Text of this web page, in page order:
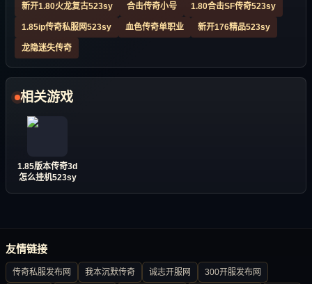
新开1.80火龙复古523sy 合击传奇小号 1.80合击SF传奇523sy
1.85ip传奇私服网523sy 血色传奇单职业 新开176精品523sy
龙隐迷失传奇
相关游戏
1.85版本传奇3d
怎么挂机523sy
友情链接
传奇私服发布网 我本沉默传奇 诚志开服网 300开服发布网